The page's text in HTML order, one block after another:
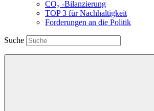
CO₂ -Bilanzierung
TOP 3 für Nachhaltigkeit
Forderungen an die Politik
Suche